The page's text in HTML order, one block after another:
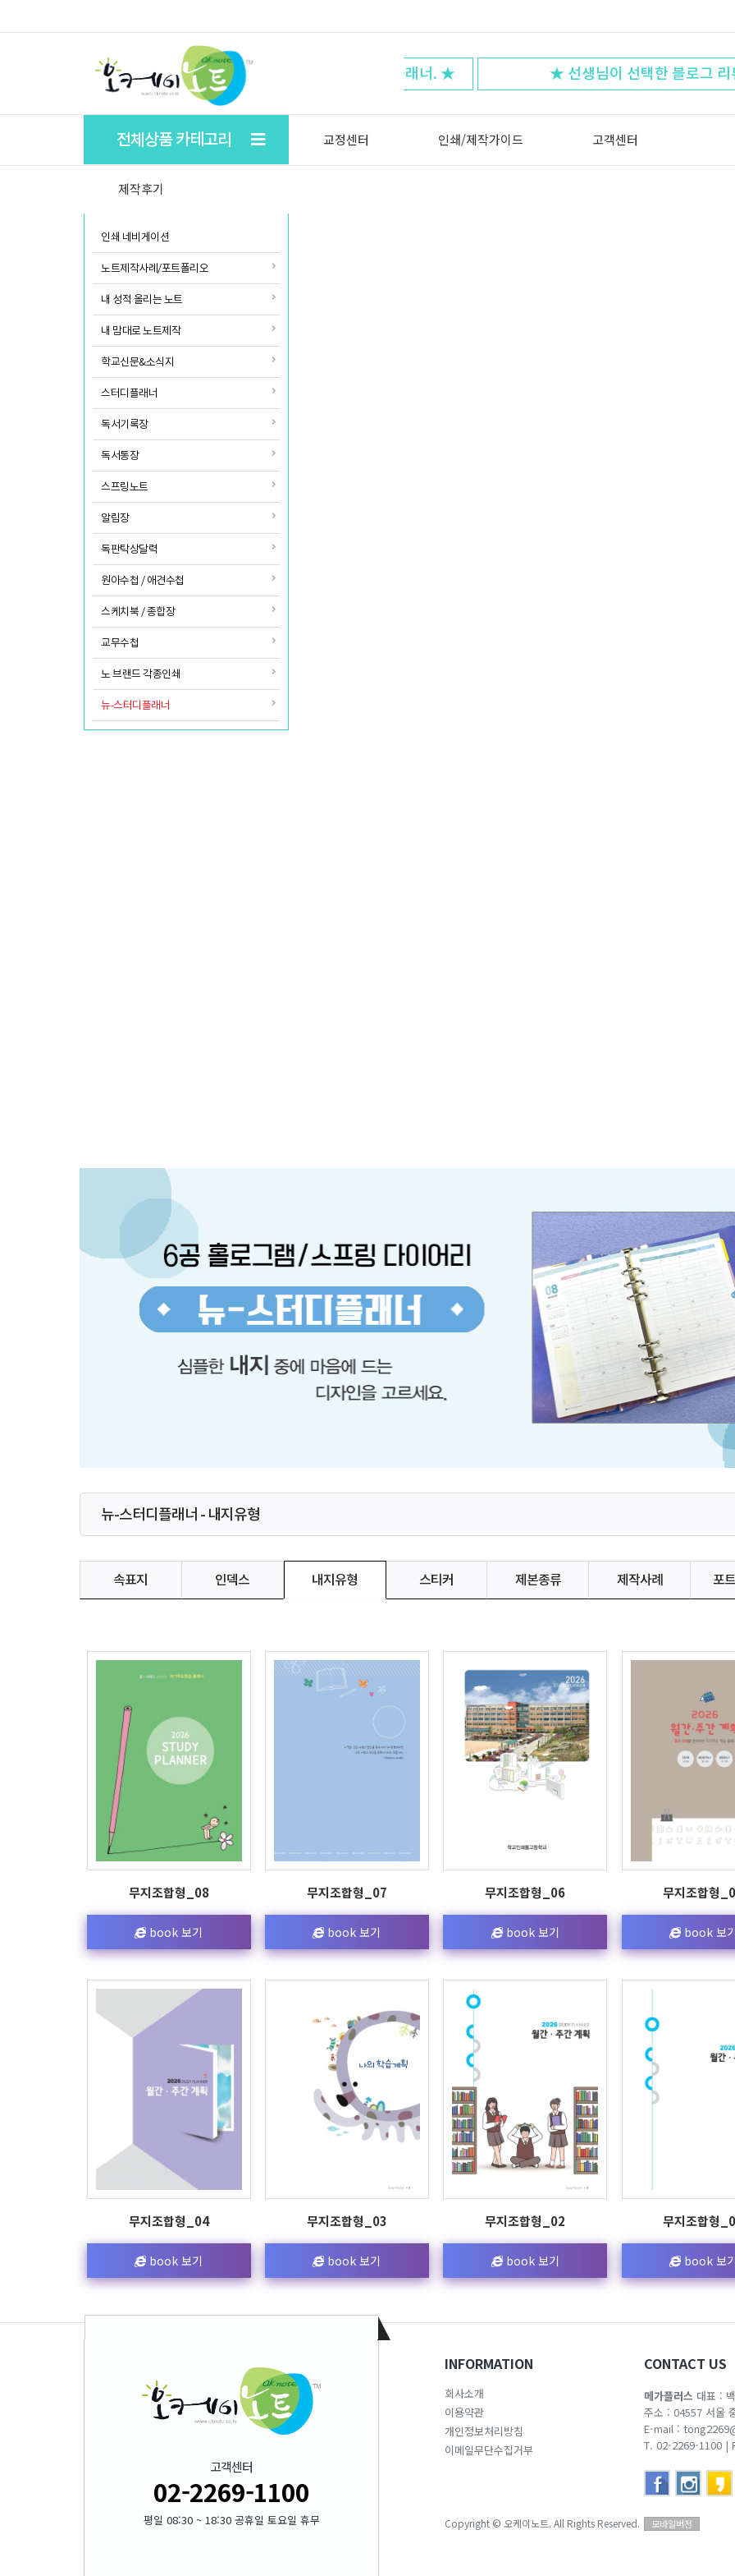
★ 학생들의 자기주도 학습을 돕기위한 학습플래너. ★ ★ 선생님이 선택한 블로그 리뷰!! ★
전체상품 카테고리
인쇄 네비게이션
노트제작사례/포트폴리오
내 성적 올리는 노트
내 맘대로 노트제작
학교신문&소식지
스터디플래너
독서기록장
독서통장
스프링노트
알림장
독판탁상달력
원아수첩 / 애견수첩
스케치북 / 종합장
교무수첩
노 브랜드 각종인쇄
뉴-스터디플래너
교정센터 인쇄/제작가이드 고객센터
제작후기
뉴-스터디플래너 - 내지유형
속표지 인덱스 내지유형 스티커 제본종류 제작사례 포
무지조합형_08
book 보기
무지조합형_07
book 보기
무지조합형_06
book 보기
무지조합형
book 보
무지조합형_04
book 보기
무지조합형_03
book 보기
무지조합형_02
book 보기
무지조합형
book 보
고객센터
02-2269-1100
평일 08:30 ~ 18:30 공휴일 토요일 휴무
INFORMATION
회사소개
이용약관
개인정보처리방침
이메일무단수집거부
CONTACT US
메가플러스 대표 :
주소 : 04557 서울
E-mail :
T. 02-2269-1100 |
Copyright © 오케이노트. All Rights Reserved. 모바일버전